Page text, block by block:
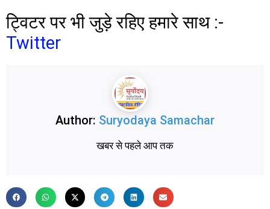
ट्विटर पर भी जुड़े रहिए हमारे साथ :-
Twitter
Author: Suryodaya Samachar
खबर से पहले आप तक